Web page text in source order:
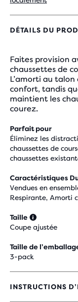
DÉTAILS DU
Faites provision
chaussettes de
L’amorti au
confort, tandis
maintient les
courez.
Parfait pour
Éliminez les
chaussettes de
chaussettes
Caractéristiques
Vendues en
Respirante, Amorti
Taille
Coupe ajustée
Taille de
3-pack
INSTRUCTIONS